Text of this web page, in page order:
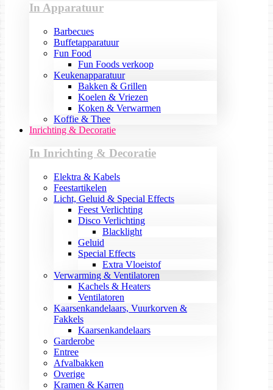
In Apparatuur
Barbecues
Buffetapparatuur
Fun Food
Fun Foods verkoop
Keukenapparatuur
Bakken & Grillen
Koelen & Vriezen
Koken & Verwarmen
Koffie & Thee
Inrichting & Decoratie
In Inrichting & Decoratie
Elektra & Kabels
Feestartikelen
Licht, Geluid & Special Effects
Feest Verlichting
Disco Verlichting
Blacklight
Geluid
Special Effects
Extra Vloeistof
Verwarming & Ventilatoren
Kachels & Heaters
Ventilatoren
Kaarsenkandelaars, Vuurkorven &
Fakkels
Kaarsenkandelaars
Garderobe
Entree
Afvalbakken
Overige
Kramen & Karren